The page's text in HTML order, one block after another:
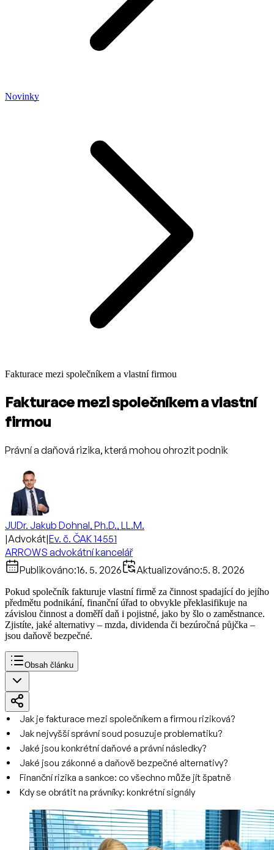
Novinky
Fakturace mezi společníkem a vlastní firmou
Fakturace mezi společníkem a vlastní
firmou
Právní a daňová rizika, která mohou ohrozit podnik
JUDr. Jakub Dohnal, Ph.D., LL.M.
|Advokát|Ev. č. ČAK 14551
ARROWS advokátní kancelář
Publikováno:16. 5. 2026 Aktualizováno:5. 8. 2026
Pokud společník fakturuje vlastní firmě za činnost spadající do jejího
předmětu podnikání, finanční úřad to obvykle překlasifikuje na
závislou činnost a doměří daň i pojistné, jako by šlo o zaměstnance.
Zjistíte, jaké alternativy – mzda, dividenda či bezúročná půjčka –
jsou daňově bezpečné.
Obsah článku
Jak je fakturace mezi společníkem a firmou riziková?
Jak nejvyšší správní soud posuzuje problematiku?
Jaké jsou konkrétní daňové a právní následky?
Jaké jsou zákonné a daňově bezpečné alternativy?
Finanční rizika a sankce: co všechno může jít špatně
Kdy se obrátit na právníky: konkrétní signály